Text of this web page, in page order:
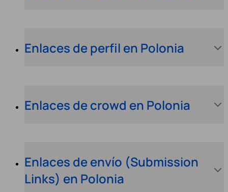
Enlaces de perfil en Polonia
Enlaces de crowd en Polonia
Enlaces de envío (Submission
Links) en Polonia